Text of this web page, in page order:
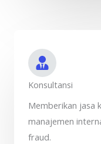
Konsultansi
Memberikan jasa
manajemen
fraud.